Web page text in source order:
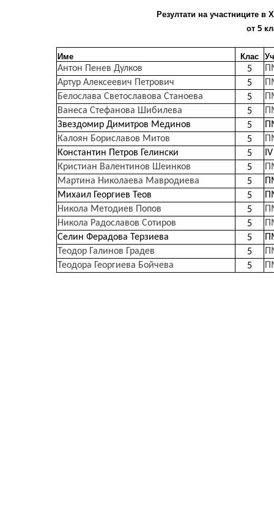
Резултати на участниците в
от 5
Име Клас
Антон Пенев Дулков 5
Артур Алексеевич Петрович
5
Белослава Светославова Станоева
5
Ванеса Стефанова Шибилева
5
Звездомир Димитров Мединов
5
Калоян Бориславов Митов
5
Константин Петров Гелински
5
Кристиан Валентинов Шеинков
5
Мартина Николаева Мавродиева
5
Михаил Георгиев Теов
5
Никола Методиев Попов
5
Никола Радославов Сотиров
5
Селин Ферадова Терзиева
5
Теодор Галинов Градев
5
Теодора Георгиева Бойчева
5